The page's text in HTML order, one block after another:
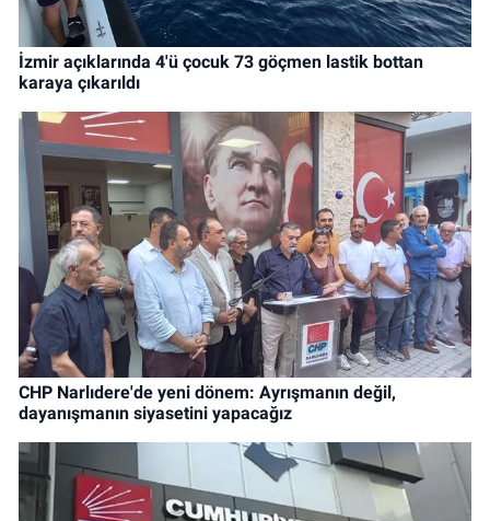
İzmir açıklarında 4'ü çocuk 73 göçmen lastik bottan
karaya çıkarıldı
CHP Narlıdere'de yeni dönem: Ayrışmanın değil,
dayanışmanın siyasetini yapacağız